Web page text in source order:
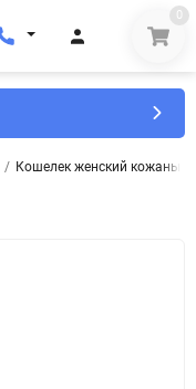
0
/ Кошелек женский кожаный